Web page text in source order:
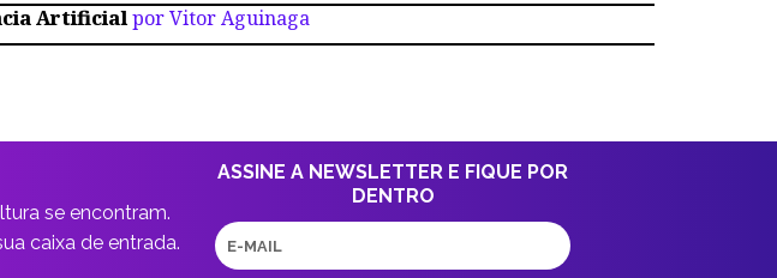
Artificialpor Vitor Aguinaga
se encontram.
caixa de entrada.
ASSINE A NEWSLETTER E FIQUE POR
DENTRO
E-
mail